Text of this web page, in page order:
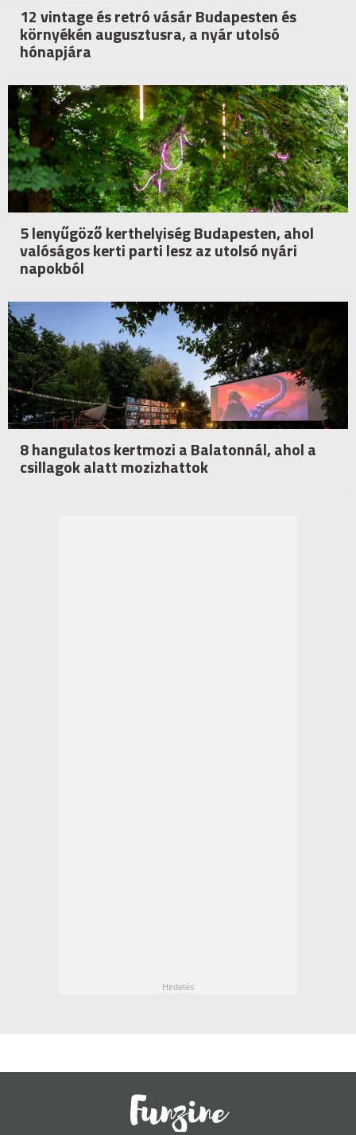
12 vintage és retró vásár Budapesten és
környékén augusztusra, a nyár utolsó
hónapjára
5 lenyűgöző kerthelyiség Budapesten, ahol
valóságos kerti parti lesz az utolsó nyári
napokból
8 hangulatos kertmozi a Balatonnál, ahol a
csillagok alatt mozizhattok